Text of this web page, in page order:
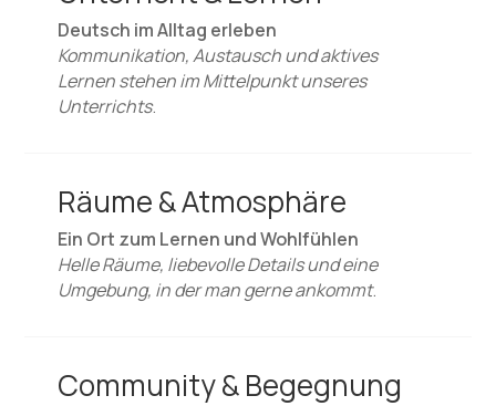
Deutsch im Alltag erleben
Kommunikation, Austausch und aktives
Lernen stehen im Mittelpunkt unseres
Unterrichts.
Räume & Atmosphäre
Ein Ort zum Lernen und Wohlfühlen
Helle Räume, liebevolle Details und eine
Umgebung, in der man gerne ankommt.
Community & Begegnung